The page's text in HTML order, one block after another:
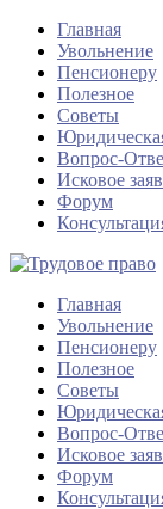
Главная
Увольнение
Пенсионеру
Полезное
Советы
Вопрос-
Исковое
Форум
Главная
Увольнение
Пенсионеру
Полезное
Советы
Вопрос-
Исковое
Форум